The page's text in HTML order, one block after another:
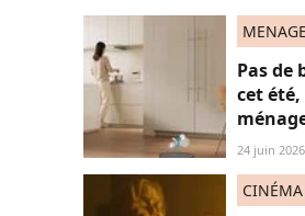
MENAGE
Pas de
cet été,
24 juin 2026
CINÉMA